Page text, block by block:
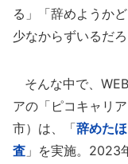
る」「辞めようか
少なからずいるだろ
そんな中で、
アの「ピコキャリ
市）は、「辞めた
査 」を実施。2023